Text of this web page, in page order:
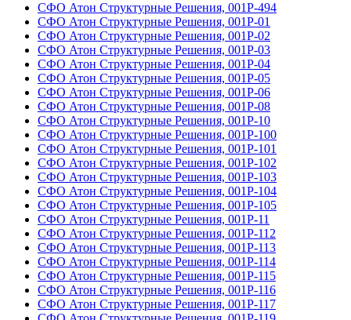
СФО Атон Структурные Решения, 001P-494
СФО Атон Структурные Решения, 001Р-01
СФО Атон Структурные Решения, 001Р-02
СФО Атон Структурные Решения, 001Р-03
СФО Атон Структурные Решения, 001Р-04
СФО Атон Структурные Решения, 001Р-05
СФО Атон Структурные Решения, 001Р-06
СФО Атон Структурные Решения, 001Р-08
СФО Атон Структурные Решения, 001Р-10
СФО Атон Структурные Решения, 001Р-100
СФО Атон Структурные Решения, 001Р-101
СФО Атон Структурные Решения, 001Р-102
СФО Атон Структурные Решения, 001Р-103
СФО Атон Структурные Решения, 001Р-104
СФО Атон Структурные Решения, 001Р-105
СФО Атон Структурные Решения, 001Р-11
СФО Атон Структурные Решения, 001Р-112
СФО Атон Структурные Решения, 001Р-113
СФО Атон Структурные Решения, 001Р-114
СФО Атон Структурные Решения, 001Р-115
СФО Атон Структурные Решения, 001Р-116
СФО Атон Структурные Решения, 001Р-117